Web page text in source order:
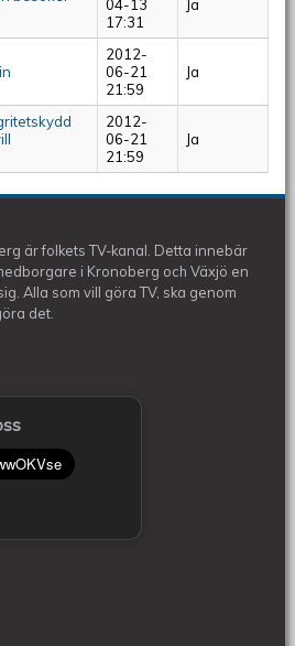
04-13
17:31
Ja
2012-
06-21
21:59
Ja
2012-
06-21
21:59
Ja
är folkets TV-kanal. Detta innebär
i Kronoberg och Växjö en
Alla som vill göra TV, ska genom
det.